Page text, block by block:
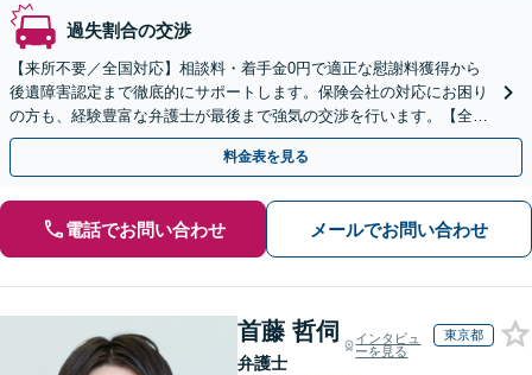
過失割合の交渉
【来所不要／全国対応】相談料・着手金0円で適正な慰謝料獲得から
後遺障害認定まで徹底的にサポートします。保険会社の対応にお困り
の方も、経験豊富な弁護士が最後まで強気の交渉を行います。【全国
13拠点】お気軽にご相談ください。
料金表を見る
電話でお問い合わせ メールでお問い合わせ
首藤 哲伺
弁護士
インタビュ
ーを見る
東京都